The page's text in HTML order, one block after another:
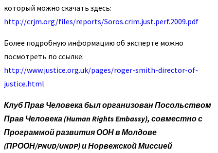
который можно скачать здесь:
http://crjm.org/files/reports/Soros.crim.just.perf.2009.pdf
Более подробную информацию об эксперте можно
посмотреть по ссылке:
http://www.justice.org.uk/pages/roger-smith-director-of-
justice.html
Клуб Прав Человека был организован Посольством
Прав Человека (Human Rights Embassy), совместно с
Программой развития ООН в Молдове
(ПРООН/PNUD/UNDP) и Норвежской Миссией